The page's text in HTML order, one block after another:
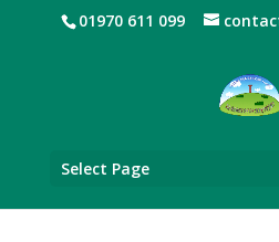
01970 611 099
Select Page